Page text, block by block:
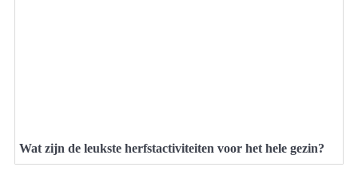
Wat zijn de leukste herfstactiviteiten voor het hele gezin?